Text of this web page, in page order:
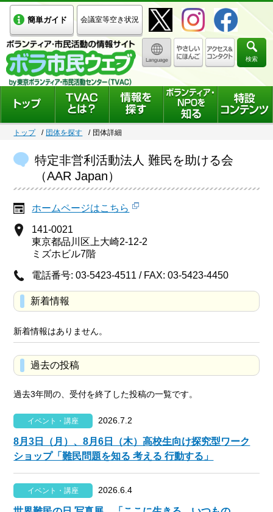
簡単ガイド 会議室等空き状況
検索
トップ 団体を探す 団体詳細
特定非営利活動法人 難民を助ける会
（AAR Japan）
ホームページはこちら
141-0021
東京都品川区上大崎2-12-2
ミズホビル7階
電話番号: 03-5423-4511 / FAX: 03-5423-4450
新着情報
新着情報はありません。
過去の投稿
過去3年間の、受付を終了した投稿の一覧です。
イベント・講座 2026.7.2
8月3日（月）、8月6日（木）高校生向け探究型ワーク
ショップ「難民問題を知る 考える 行動する」
イベント・講座 2026.6.4